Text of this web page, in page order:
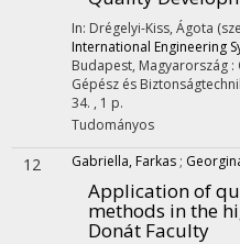
In: Drégelyi-Kiss, Ágota
International Engineering
Budapest, Magyarország :
Gépész és
34. , 1 p.
Tudományos
12 Gabriella, Farkas ;
Application of
methods in the
Donát Faculty